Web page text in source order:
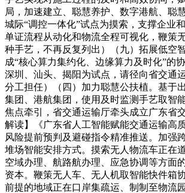
局，加速建立、聪慧养护、数字港航、聪
城际“调控一体化”试点为摸索，支撑企业
单证流程从动化和物流全程可视化，鞭策
种手艺，不再反复列出）（九）拓展低空
成“核心算力集约化、边缘算力及时化”的
深圳、汕头、揭阳为试点，请径向省交通
分工担任）（四）加力聪慧公扶植。基于
集团、港航集团，使用及时监测手艺取智
焦点牵引，省交通运输厅牵头成立广东省
解读】《广东省人工智能赋能交通运输高
风险提前预判及避碰指令精准推送。加强
堆场智能安排方式。摸索无人物流车正在
空域办理、航路航办理、应急协调等方面
资本。鞭策无人车、无人机取智能快件箱
前提的地域正在口岸集疏运、制制至物流